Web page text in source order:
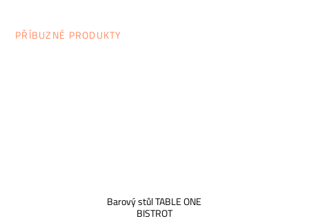
PŘÍBUZNÉ PRODUKTY
Barový stůl TABLE ONE
BISTROT